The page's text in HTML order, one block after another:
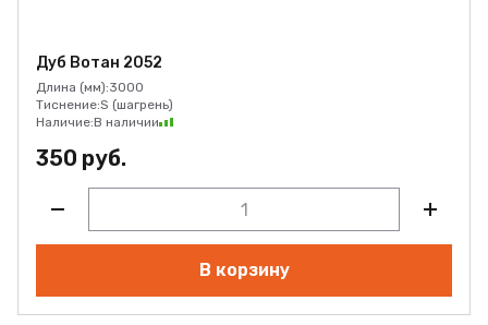
Дуб Вотан 2052
Длина (мм):3000
Тиснение:S (шагрень)
Наличие:В наличии
350 руб.
В корзину